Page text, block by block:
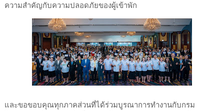
ความสำคัญกับความปลอดภัยของผู้เข้าพัก
และขอขอบคุณทุกภาคส่วนที่ได้ร่วมบูรณาการทำงานกับกรม